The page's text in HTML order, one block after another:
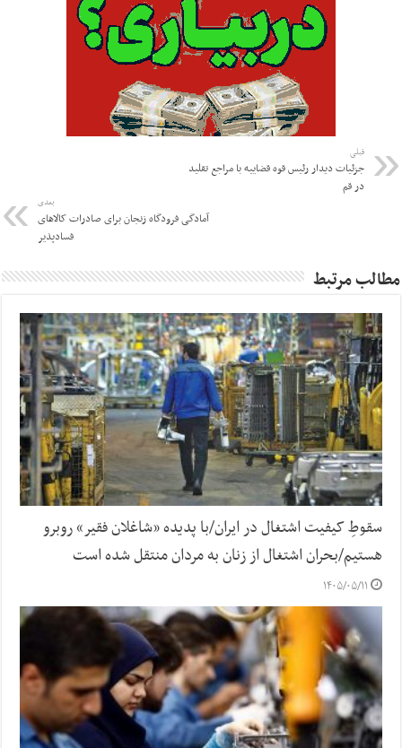
قبلی
جزئیات دیدار رئیس قوه قضاییه با مراجع تقلید
در قم
بعدی
آمادگی فرودگاه زنجان برای صادرات کالاهای
فسادپذیر
مطالب مرتبط
سقوطِ کیفیت اشتغال در ایران/با پدیده «شاغلان فقیر» روبرو
هستیم/بحران اشتغال از زنان به مردان منتقل شده است
۱۴۰۵/۰۵/۱۱